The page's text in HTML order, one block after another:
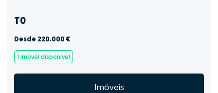
T0
Desde 220.000 €
1 imóvel disponível
Imóveis